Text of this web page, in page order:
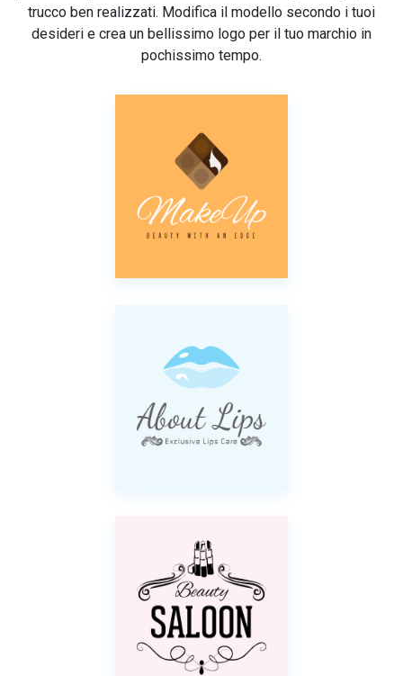
trucco ben realizzati. Modifica il modello secondo i tuoi
desideri e crea un bellissimo logo per il tuo marchio in
pochissimo tempo.